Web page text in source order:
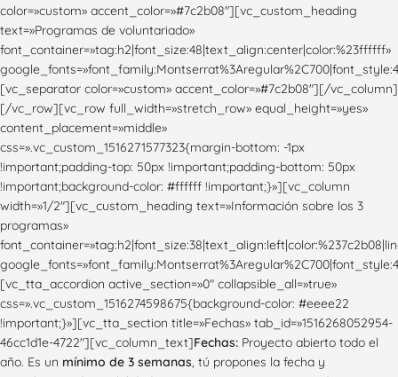
color=»custom» accent_color=»#7c2b08″][vc_custom_heading
text=»Programas de voluntariado»
font_container=»tag:h2|font_size:48|text_align:center|color:%23ffffff»
[vc_separator color=»custom» accent_color=»#7c2b08″][/vc_column]
[/vc_row][vc_row full_width=»stretch_row» equal_height=»yes»
content_placement=»middle»
css=».vc_custom_1516271577323{margin-bottom: -1px
!important;padding-top: 50px !important;padding-bottom: 50px
!important;background-color: #ffffff !important;}»][vc_column
width=»1/2″][vc_custom_heading text=»Información sobre los 3
programas»
[vc_tta_accordion active_section=»0″ collapsible_all=»true»
css=».vc_custom_1516274598675{background-color: #eeee22
!important;}»][vc_tta_section title=»Fechas» tab_id=»1516268052954-
46cc1d1e-4722″][vc_column_text]Fechas: Proyecto abierto todo el
año. Es un mínimo de 3 semanas, tú propones la fecha y